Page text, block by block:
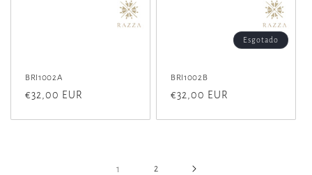
BRI1002A
Preço
€32,00 EUR
Esgotado
BRI1002B
Preço
€32,00 EUR
1 2